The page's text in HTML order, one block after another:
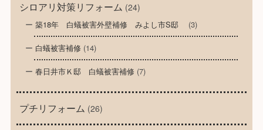
シロアリ対策リフォーム (24)
築18年 白蟻被害外壁補修 みよし市S邸 (3)
白蟻被害補修(14)
春日井市Ｋ邸 白蟻被害補修(7)
プチリフォーム (26)